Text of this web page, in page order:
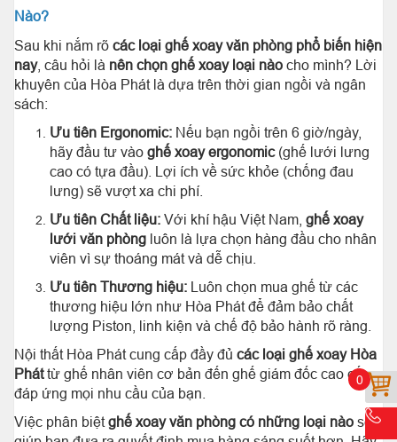
0
Nào?
Sau khi nắm rõ các loại ghế xoay văn phòng phổ biến hiện
nay, câu hỏi là nên chọn ghế xoay loại nào cho mình? Lời
khuyên của Hòa Phát là dựa trên thời gian ngồi và ngân
sách:
Ưu tiên Ergonomic: Nếu bạn ngồi trên 6 giờ/ngày,
hãy đầu tư vào ghế xoay ergonomic(ghế lưới lưng
cao có tựa đầu). Lợi ích về sức khỏe (chống đau
lưng) sẽ vượt xa chi phí.
Ưu tiên Chất liệu: Với khí hậu Việt Nam, ghế xoay
lưới văn phòng luôn là lựa chọn hàng đầu cho nhân
viên vì sự thoáng mát và dễ chịu.
Ưu tiên Thương hiệu: Luôn chọn mua ghế từ các
thương hiệu lớn như Hòa Phát để đảm bảo chất
lượng Piston, linh kiện và chế độ bảo hành rõ ràng.
Nội thất Hòa Phát cung cấp đầy đủ các loại ghế xoay Hòa
Pháttừ ghế nhân viên cơ bản đến ghế giám đốc cao cấp,
đáp ứng mọi nhu cầu của bạn.
Việc phân biệtghế xoay văn phòng có những loại nào sẽ